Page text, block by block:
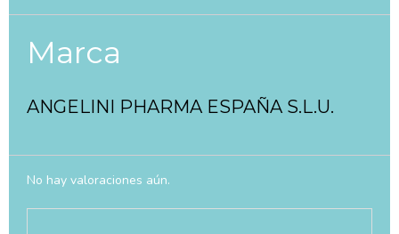
Marca
ANGELINI PHARMA ESPAÑA S.L.U.
No hay valoraciones aún.